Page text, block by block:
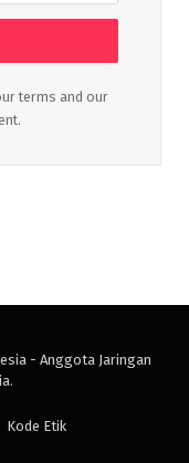
terms and our
- Anggota Jaringan
.
Kode Etik